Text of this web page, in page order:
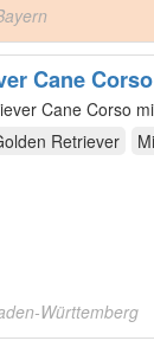
Cane
Retriever
Württemberg